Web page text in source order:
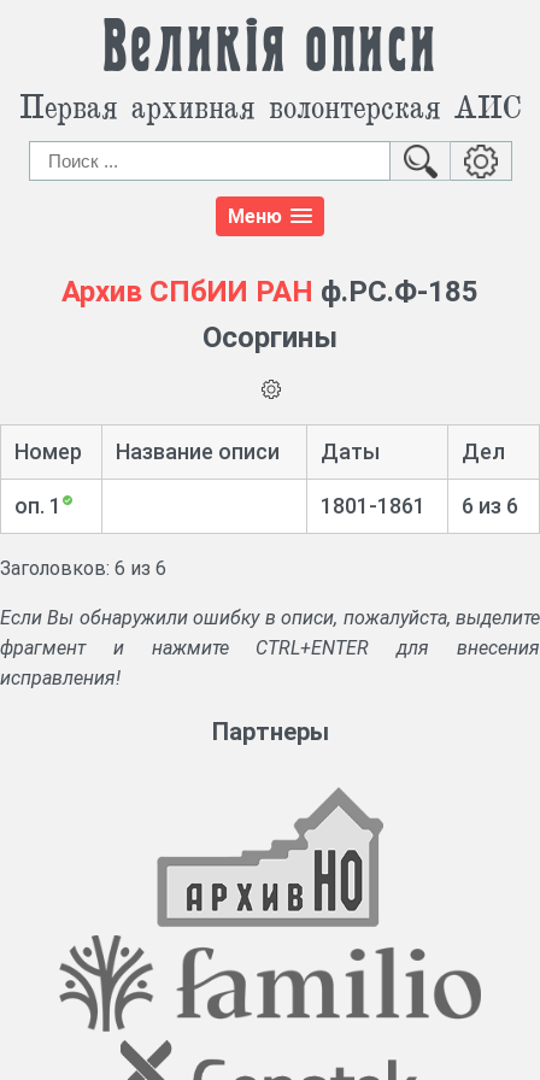
Великія описи
Первая архивная волонтерская АИС
Меню
Архив СПбИИ РАН ф.РС.Ф-185
Осоргины
Номер Название описи Даты Дел
оп. 1 1801-1861 6 из 6
Заголовков: 6 из 6
Если Вы обнаружили ошибку в описи, пожалуйста, выделите
фрагмент и нажмите CTRL+ENTER для внесения
исправления!
Партнеры